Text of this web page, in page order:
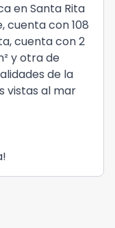
en Santa Rita
cuenta con 108
cuenta con 2
y otra de
de la
vistas al mar